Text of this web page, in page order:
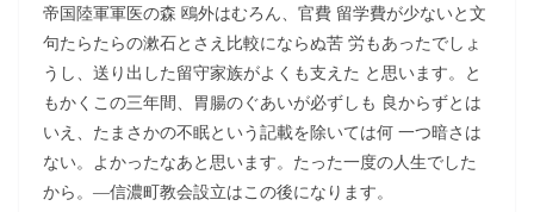
帝国陸軍軍医の森 鴎外はむろん、官費 留学費が少ないと文
句たらたらの漱石とさえ比較にならぬ苦 労もあったでしょ
うし、送り出した留守家族がよくも支えた と思います。と
もかくこの三年間、胃腸のぐあいが必ずしも 良からずとは
いえ、たまさかの不眠という記載を除いては何 一つ暗さは
ない。よかったなあと思います。たった一度の人生でした
から。―信濃町教会設立はこの後になります。